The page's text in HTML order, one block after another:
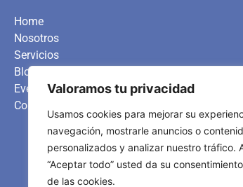
Valoramos tu privacidad
Usamos cookies para mejorar su
navegación, mostrarle anuncios o
personalizados y analizar nuestro tráfico.
“Aceptar todo” usted da su
de las cookies.
Home
Nosotros
Servicios
Blog
Eventos
Contacto
al